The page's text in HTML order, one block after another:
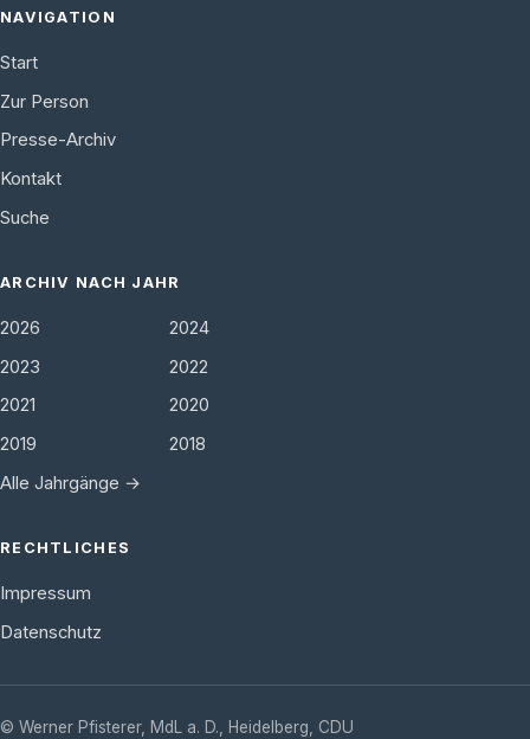
NAVIGATION
Start
Zur Person
Presse-Archiv
Kontakt
Suche
ARCHIV NACH JAHR
2026
2024
2023
2022
2021
2020
2019
2018
Alle Jahrgänge →
RECHTLICHES
Impressum
Datenschutz
© Werner Pfisterer, MdL a. D. Heidelberg CDU